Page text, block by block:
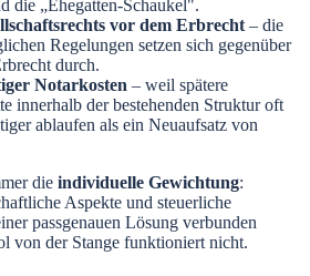
die „Ehegatten-Schaukel".
vor dem Erbrecht – die
Regelungen setzen sich gegenüber
durch.
Notarkosten – weil spätere
innerhalb der bestehenden Struktur oft
ablaufen als ein Neuaufsatz von
die individuelle Gewichtung:
Aspekte und steuerliche
passgenauen Lösung verbunden
von der Stange funktioniert nicht.